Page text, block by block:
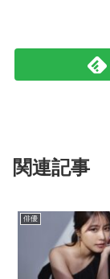
関連記事
俳優